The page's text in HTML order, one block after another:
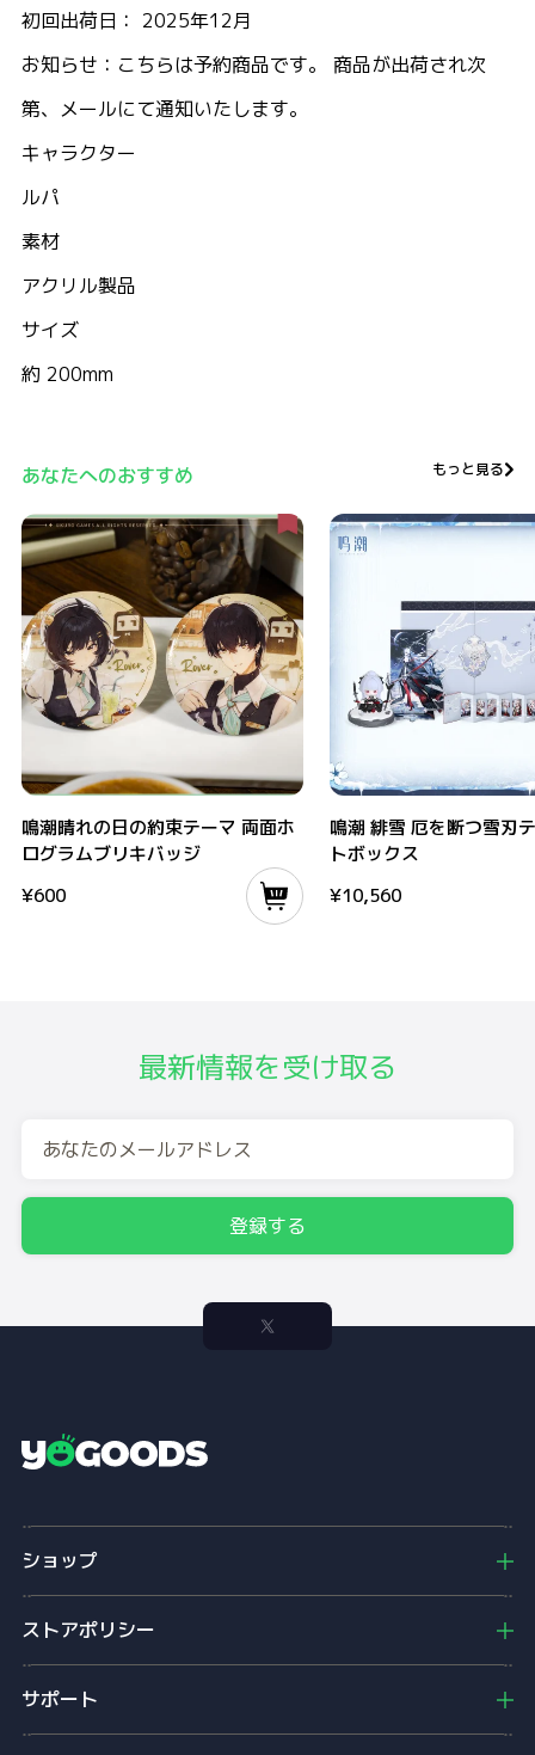
初回出荷日： 2025年12月
お知らせ：こちらは予約商品です。 商品が出荷され次
第、メールにて通知いたします。
キャラクター
ルパ
素材
アクリル製品
サイズ
約 200mm
あなたへのおすすめ もっと見る
鳴潮晴れの日の約束テーマ 両面ホ
ログラムブリキバッジ
¥600
鳴潮 緋雪 厄を断つ雪刃
トボックス
¥10,560
最新情報を受け取る
登録する
g
oショップ
ストアポリシー
サポート